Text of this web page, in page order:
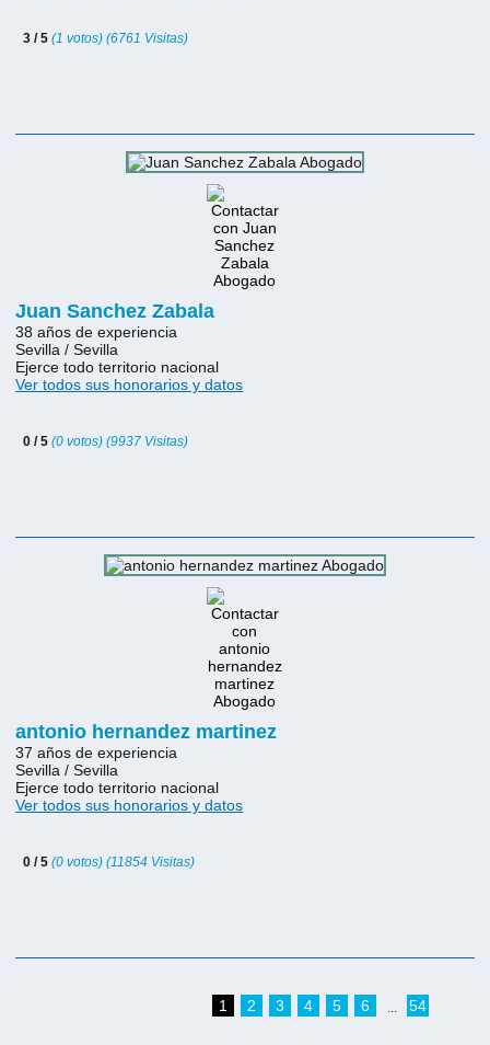
3 / 5(1 votos) (6761 Visitas)
Juan Sanchez Zabala
38 años de experiencia
Sevilla / Sevilla
Ejerce todo territorio nacional
Ver todos sus honorarios y datos
0 / 5(0 votos) (9937 Visitas)
antonio hernandez martinez
37 años de experiencia
Sevilla / Sevilla
Ejerce todo territorio nacional
Ver todos sus honorarios y datos
0 / 5(0 votos) (11854 Visitas)
1 2 3 4 5 6 54